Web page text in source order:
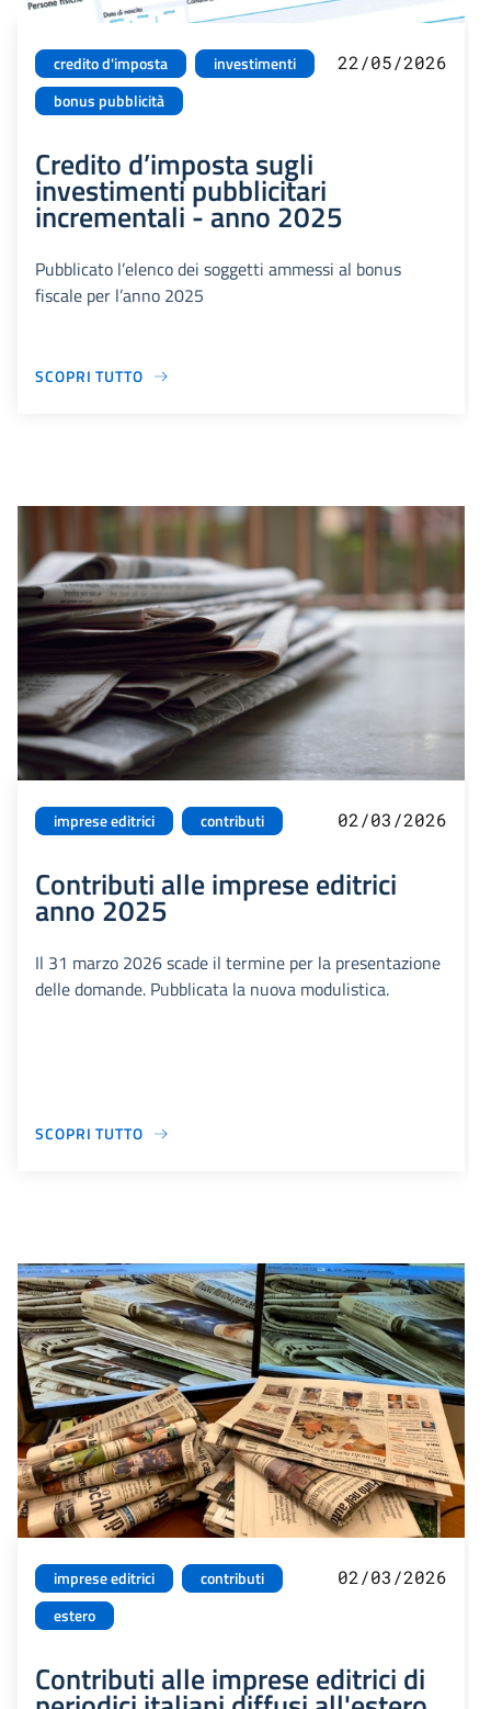
credito d'imposta
investimenti
bonus pubblicità
22/05/2026
Credito d’imposta sugli
investimenti pubblicitari
incrementali - anno 2025
Pubblicato l’elenco dei soggetti ammessi al bonus
fiscale per l’anno 2025
SCOPRI TUTTO
imprese editrici contributi 02/03/2026
Contributi alle imprese editrici
anno 2025
Il 31 marzo 2026 scade il termine per la presentazione
delle domande. Pubblicata la nuova modulistica.
SCOPRI TUTTO
imprese editrici
contributi
estero
02/03/2026
Contributi alle imprese editrici di